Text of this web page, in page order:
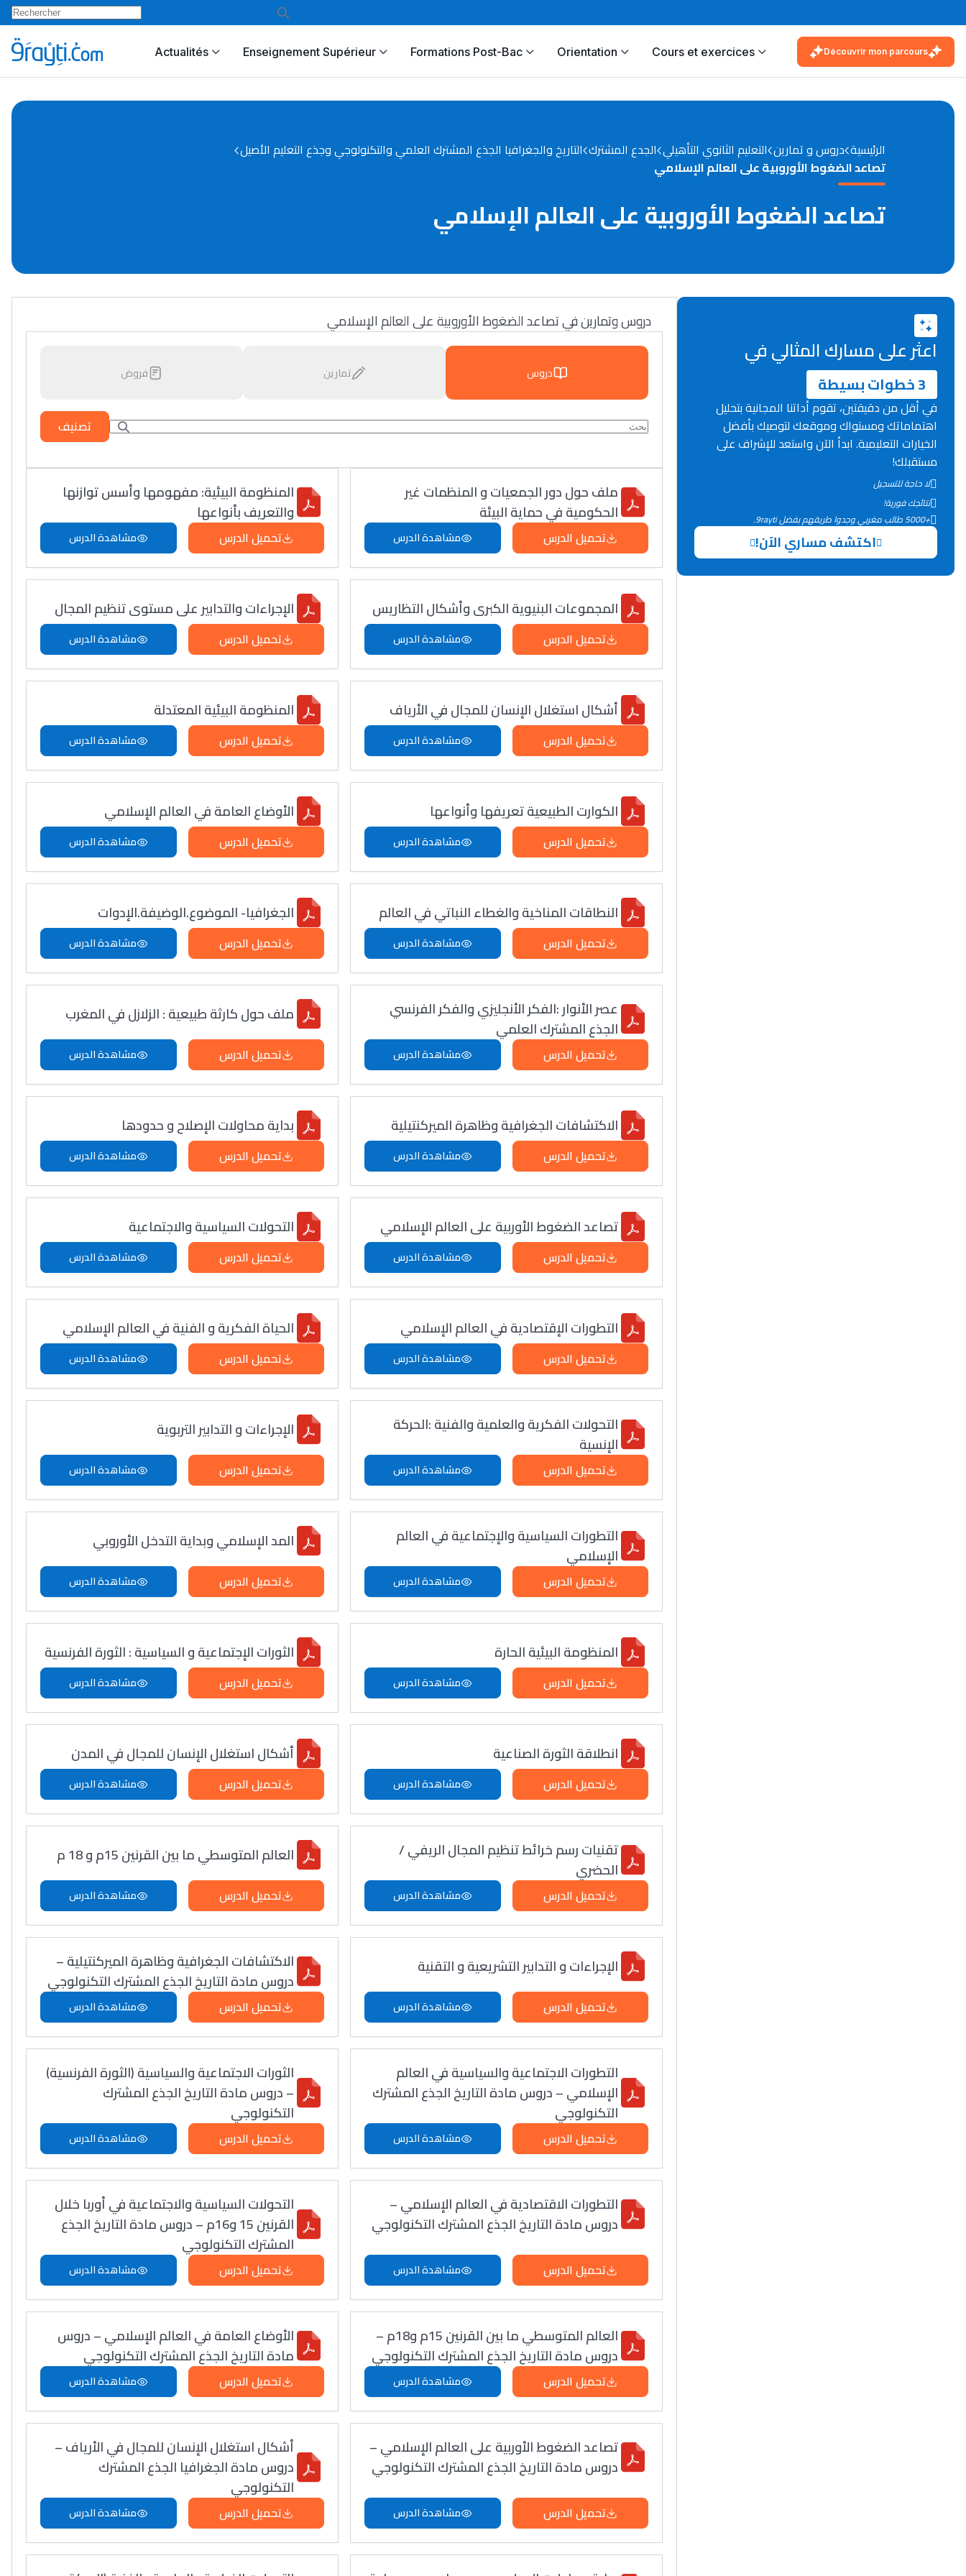
Actualités Enseignement Supérieur Formations Post-Bac Orientation Cours et exercices Découvrir mon parcours
الرئيسية دروس و تمارين التعليم الثانوي التأهيلي الجدع المشترك التاريخ والجغرافيا الجذع المشترك العلمي والتكنولوجي وجذع التعليم الأصيل
تصاعد الضغوط الأوروبية على العالم الإسلامي
تصاعد الضغوط الأوروبية على العالم الإسلامي
دروس وتمارين في تصاعد الضغوط الأوروبية على العالم الإسلامي
دروس تمارين فروض
تصنيف
ملف حول دور الجمعيات و المنظمات غير
الحكومية في حماية البيئة
تحميل الدرس مشاهدة الدرس
المنظومة البيئية: مفهومها وأسس توازنها
والتعريف بأنواعها
تحميل الدرس مشاهدة الدرس
المجموعات البنيوية الكبرى وأشكال التظاريس
تحميل الدرس مشاهدة الدرس
الإجراءات والتدابير على مستوى تنظيم المجال
تحميل الدرس مشاهدة الدرس
أشكال استغلال الإنسان للمجال في الأرياف
تحميل الدرس مشاهدة الدرس
المنظومة البيئية المعتدلة
تحميل الدرس مشاهدة الدرس
الكوارت الطبيعية تعريفها وأنواعها
تحميل الدرس مشاهدة الدرس
الأوضاع العامة في العالم الإسلامي
تحميل الدرس مشاهدة الدرس
النطاقات المناخية والغطاء النباتي في العالم
تحميل الدرس مشاهدة الدرس
الجغرافيا- الموضوع.الوضيفة.الإدوات
تحميل الدرس مشاهدة الدرس
عصر الأنوار :الفكر الأنجليزي والفكر الفرنسي
الجذع المشترك العلمي
تحميل الدرس مشاهدة الدرس
ملف حول كارثة طبيعية : الزلازل في المغرب
تحميل الدرس مشاهدة الدرس
الاكتشافات الجغرافية وظاهرة الميركنتيلية
تحميل الدرس مشاهدة الدرس
بداية محاولات الإصلاح و حدودها
تحميل الدرس مشاهدة الدرس
تصاعد الضغوط الأوربية على العالم الإسلامي
تحميل الدرس مشاهدة الدرس
التحولات السياسية والاجتماعية
تحميل الدرس مشاهدة الدرس
التطورات الإقتصادية في العالم الإسلامي
تحميل الدرس مشاهدة الدرس
الحياة الفكرية و الفنية في العالم الإسلامي
تحميل الدرس مشاهدة الدرس
التحولات الفكرية والعلمية والفنية :الحركة
الإنسية
تحميل الدرس مشاهدة الدرس
الإجراءات و التدابير التربوية
تحميل الدرس مشاهدة الدرس
التطورات السياسية والإجتماعية في العالم
الإسلامي
تحميل الدرس مشاهدة الدرس
المد الإسلامي وبداية التدخل الأوروبي
تحميل الدرس مشاهدة الدرس
المنظومة البيئية الحارة
تحميل الدرس مشاهدة الدرس
الثورات الإجتماعية و السياسية : الثورة الفرنسية
تحميل الدرس مشاهدة الدرس
انطلاقة الثورة الصناعية
تحميل الدرس مشاهدة الدرس
أشكال استغلال الإنسان للمجال في المدن
تحميل الدرس مشاهدة الدرس
تقنيات رسم خرائط تنظيم المجال الريفي /
الحضري
تحميل الدرس مشاهدة الدرس
العالم المتوسطي ما بين القرنين 15م و 18 م
تحميل الدرس مشاهدة الدرس
الإجراءات و التدابير التشريعية و التقنية
تحميل الدرس مشاهدة الدرس
الاكتشافات الجغرافية وظاهرة الميركنتيلية –
دروس مادة التاريخ الجذع المشترك التكنولوجي
تحميل الدرس مشاهدة الدرس
التطورات الاجتماعية والسياسية في العالم
الإسلامي – دروس مادة التاريخ الجذع المشترك
التكنولوجي
تحميل الدرس مشاهدة الدرس
الثورات الاجتماعية والسياسية (الثورة الفرنسية)
– دروس مادة التاريخ الجذع المشترك
التكنولوجي
تحميل الدرس مشاهدة الدرس
التطورات الاقتصادية في العالم الإسلامي –
دروس مادة التاريخ الجذع المشترك التكنولوجي
تحميل الدرس مشاهدة الدرس
التحولات السياسية والاجتماعية في أوربا خلال
القرنين 15 و16م – دروس مادة التاريخ الجذع
المشترك التكنولوجي
تحميل الدرس مشاهدة الدرس
العالم المتوسطي ما بين القرنين 15م و18م –
دروس مادة التاريخ الجذع المشترك التكنولوجي
تحميل الدرس مشاهدة الدرس
الأوضاع العامة في العالم الإسلامي – دروس
مادة التاريخ الجذع المشترك التكنولوجي
تحميل الدرس مشاهدة الدرس
تصاعد الضغوط الأوربية على العالم الإسلامي –
دروس مادة التاريخ الجذع المشترك التكنولوجي
تحميل الدرس مشاهدة الدرس
أشكال استغلال الإنسان للمجال في الأرياف –
دروس مادة الجغرافيا الجذع المشترك
التكنولوجي
تحميل الدرس مشاهدة الدرس
اعثر على مسارك المثالي في
3 خطوات بسيطة
في أقل من دقيقتين، تقوم أداتنا المجانية بتحليل
اهتماماتك ومستواك وموقعك لتوصيك بأفضل
الخيارات التعليمية. ابدأ الآن واستعد للإشراف على
مستقبلك!
لا حاجة للتسجيل
نتائجك فورية!
+5000 طالب مغربي وجدوا طريقهم بفضل 9rayti.
اكتشف مساري الآن!